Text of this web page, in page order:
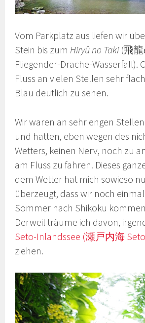
Vom Parkplatz aus liefen wir
Stein bis zumHiryû no Taki(飛龍
Fliegender-Drache-Wasserfall).
Fluss an vielen Stellen sehr
Blau deutlich zu sehen.
Wir waren an sehr engen
und hatten, eben wegen des
Wetters, keinen Nerv, noch zu
am Fluss zu fahren. Dieses
dem Wetter hat mich sowieso
überzeugt, dass wir noch
Sommer nach Shikoku
Derweil träume ich davon,
Seto-Inlandssee (瀬戸内海
ziehen.